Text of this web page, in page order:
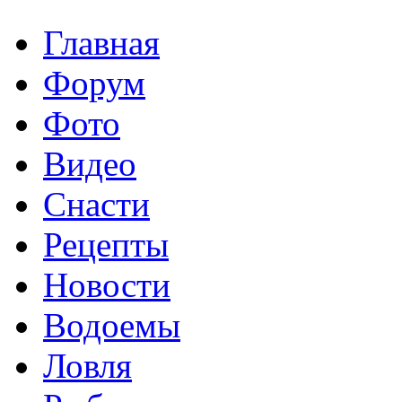
Главная
Форум
Фото
Видео
Снасти
Рецепты
Новости
Водоемы
Ловля